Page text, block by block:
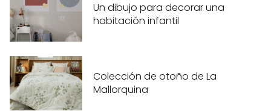
Un dibujo para decorar una
habitación infantil
Colección de otoño de La
Mallorquina